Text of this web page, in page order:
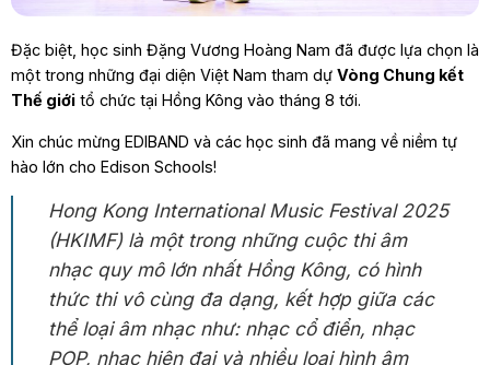
Đặc biệt, học sinh Đặng Vương Hoàng Nam đã được lựa chọn là
một trong những đại diện Việt Nam tham dự Vòng Chung kết
Thế giớitổ chức tại Hồng Kông vào tháng 8 tới.
Xin chúc mừng EDIBAND và các học sinh đã mang về niềm tự
hào lớn cho Edison Schools!
Hong Kong International Music Festival 2025
(HKIMF) là một trong những cuộc thi âm
nhạc quy mô lớn nhất Hồng Kông, có hình
thức thi vô cùng đa dạng, kết hợp giữa các
thể loại âm nhạc như: nhạc cổ điển, nhạc
POP, nhạc hiện đại và nhiều loại hình âm